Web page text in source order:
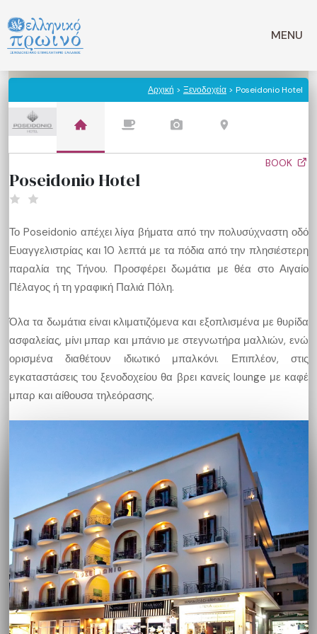
σε
περιεχόμενο
MENU
Αρχική > Ξενοδοχεία > Poseidonio Hotel
BOOK
Poseidonio Hotel
Το Poseidonio απέχει λίγα βήματα από την πολυσύχναστη οδό
Ευαγγελιστρίας και 10 λεπτά με τα πόδια από την πλησιέστερη
παραλία της Τήνου. Προσφέρει δωμάτια με θέα στο Αιγαίο
Πέλαγος ή τη γραφική Παλιά Πόλη.
Όλα τα δωμάτια είναι κλιματιζόμενα και εξοπλισμένα με θυρίδα
ασφαλείας, μίνι μπαρ και μπάνιο με στεγνωτήρα μαλλιών, ενώ
ορισμένα διαθέτουν ιδιωτικό μπαλκόνι. Επιπλέον, στις
εγκαταστάσεις του ξενοδοχείου θα βρει κανείς lounge με καφέ
μπαρ και αίθουσα τηλεόρασης.